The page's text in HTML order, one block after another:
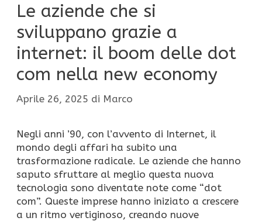
Le aziende che si
sviluppano grazie a
internet: il boom delle dot
com nella new economy
Aprile 26, 2025 di Marco
Negli anni ’90, con l’avvento di Internet, il
mondo degli affari ha subito una
trasformazione radicale. Le aziende che hanno
saputo sfruttare al meglio questa nuova
tecnologia sono diventate note come “dot
com”. Queste imprese hanno iniziato a crescere
a un ritmo vertiginoso, creando nuove